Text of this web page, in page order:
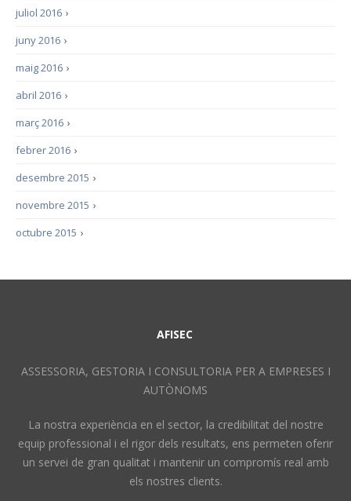
›
juliol 2016
›
juny 2016
›
maig 2016
›
abril 2016
›
març 2016
›
febrer 2016
›
desembre 2015
›
novembre 2015
›
octubre 2015
AFISEC
ASSESSORIA, GESTORIA I CONSULTORIA PER A EMPRESES I
AUTÒNOMS
La nostra experiència en el sector, la credibilitat del nostre
equip professional i el rigor dels resultats, ens permeten oferir
un servei de gran qualitat i mantenir un compromís real amb
els nostres clients.